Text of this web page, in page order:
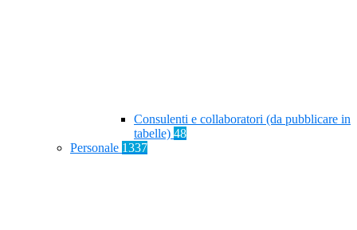
Consulenti e collaboratori (da pubblicare in
tabelle) 48
Personale 1337